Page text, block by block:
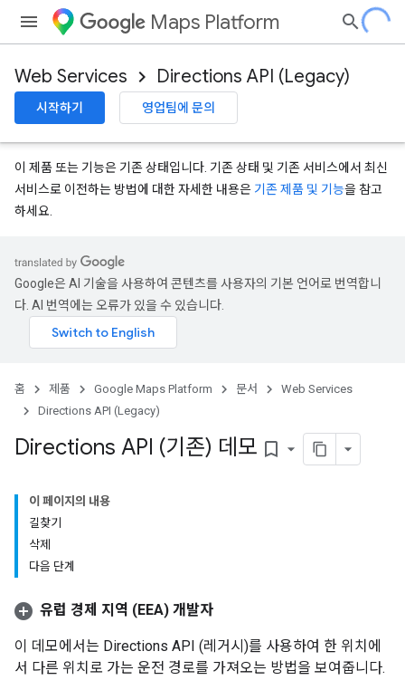
Maps Platform
Web Services Directions API (Legacy)
시작하기 영업팀에 문의
이 제품 또는 기능은 기존 상태입니다. 기존 상태 및 기존 서비스에서 최신
서비스로 이전하는 방법에 대한 자세한 내용은 기존 제품 및 기능을 참고
하세요.
Google은 AI 기술을 사용하여 콘텐츠를 사용자의 기본 언어로 번역합니
다. AI 번역에는 오류가 있을 수 있습니다.
홈 제품 Google Maps Platform 문서
Web Services
Directions API (Legacy)
Directions API (기존) 데모 bookmark_border
이 페이지의 내용
길찾기
삭제
다음 단계
유럽 경제 지역 (EEA) 개발자
이 데모에서는 Directions API (레거시)를 사용하여 한 위치에
서 다른 위치로 가는 운전 경로를 가져오는 방법을 보여줍니다.